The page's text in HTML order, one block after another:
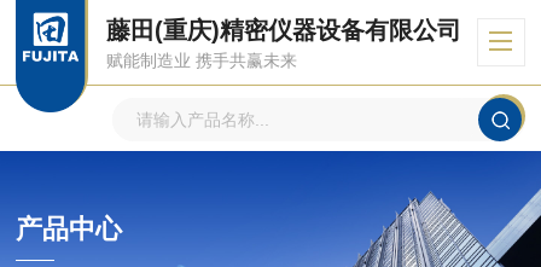
藤田(重庆)精密仪器设备有限公司
赋能制造业 携手共赢未来
产品中心